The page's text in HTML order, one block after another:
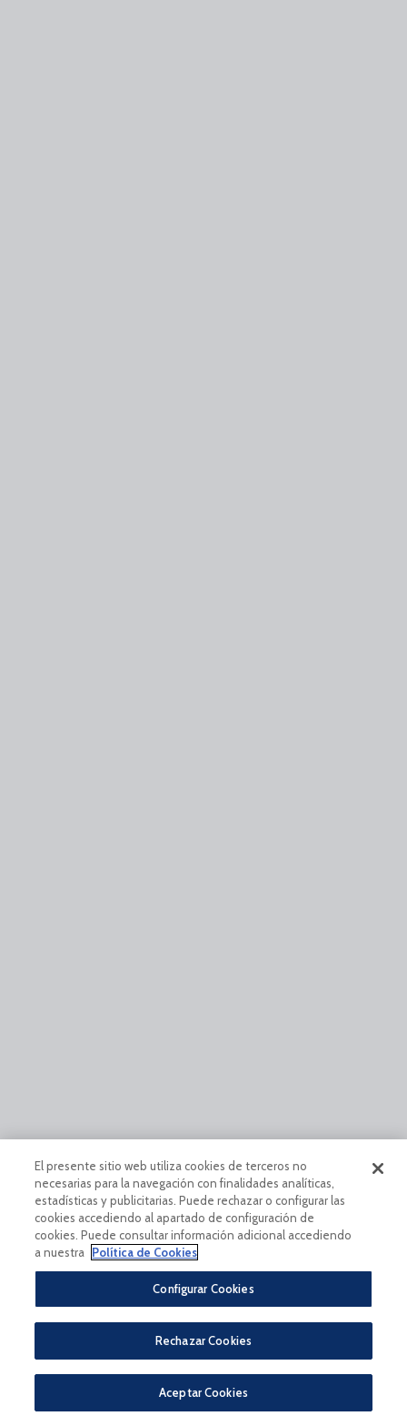
El presente sitio web utiliza cookies de terceros no
necesarias para la navegación con finalidades analíticas,
estadísticas y publicitarias. Puede rechazar o configurar las
cookies accediendo al apartado de configuración de
cookies. Puede consultar información adicional accediendo
a nuestra
Política de Cookies
Configurar Cookies
Rechazar Cookies
Aceptar Cookies